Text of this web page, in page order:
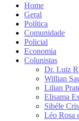
Home
Geral
Política
Comunidade
Policial
Economia
Colunistas
Dr. Luiz
Willian
Lilian
Elisama
Sibéle
Léo Rosa